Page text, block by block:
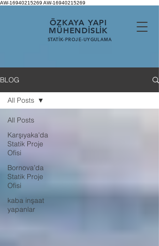
AW-16940215269 AW-16940215269
ÖZKAYA YAPI
MÜHENDİSLİK
STATİK-PROJE-UYGULAMA
BLOG
All Posts
Karşıyaka'da
Statik Proje
Ofisi
Bornova’da
Statik Proje
Ofisi
kaba inşaat
yapanlar
All Posts